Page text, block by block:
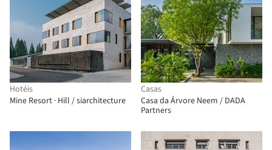
Hotéis
Mine Resort · Hill / siarchitecture
Casas
Casa da Árvore Neem / DADA
Partners